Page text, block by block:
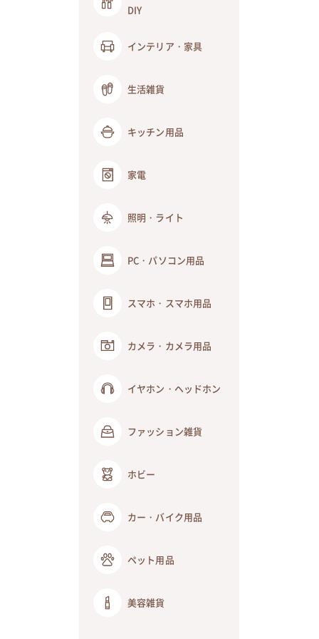
DIY
インテリア・家具
生活雑貨
キッチン用品
家電
照明・ライト
PC・パソコン用品
スマホ・スマホ用品
カメラ・カメラ用品
イヤホン・ヘッドホン
ファッション雑貨
ホビー
カー・バイク用品
ペット用品
美容雑貨